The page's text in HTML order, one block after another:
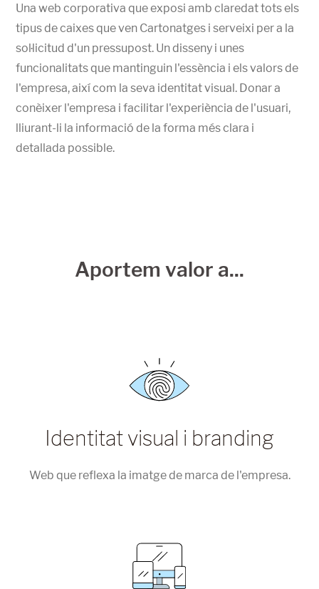
Una web corporativa que exposi amb claredat tots els
tipus de caixes que ven Cartonatges i serveixi per a la
sol·licitud d'un pressupost. Un disseny i unes
funcionalitats que mantinguin l'essència i els valors de
l'empresa, així com la seva identitat visual. Donar a
conèixer l'empresa i facilitar l'experiència de l'usuari,
lliurant-li la informació de la forma més clara i
detallada possible.
Aportem valor a...
Identitat visual i branding
Web que reflexa la imatge de marca de l'empresa.